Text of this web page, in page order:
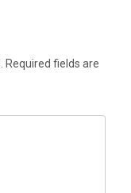
Required fields are